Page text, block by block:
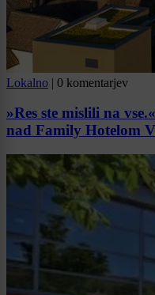
Lokalno | 0 komentarjev
»Res ste mislili na
nad Family Hotelom